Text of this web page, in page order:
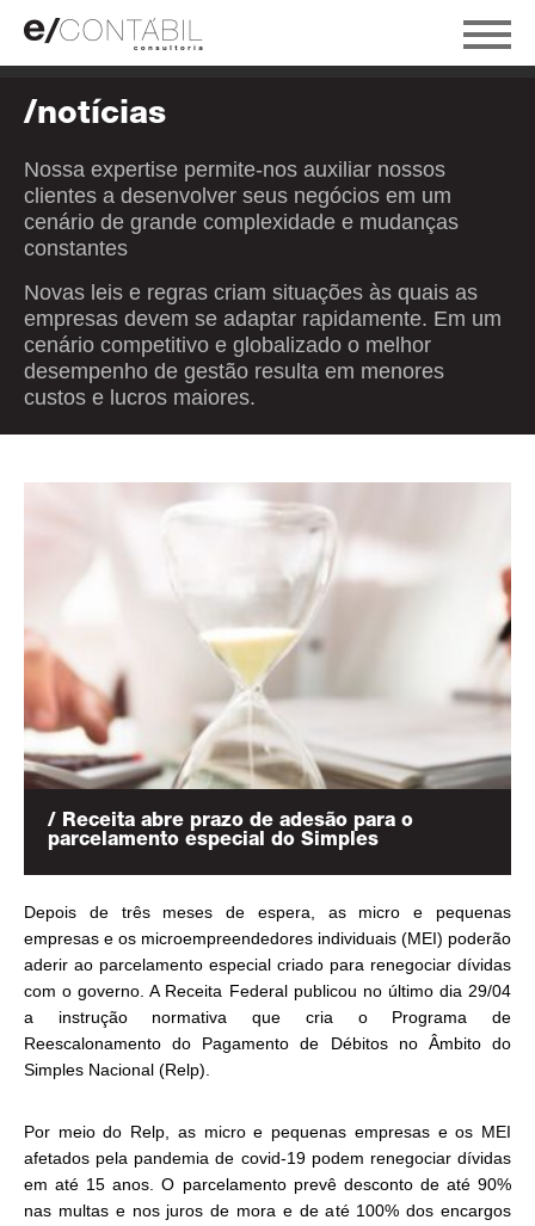
/notícias
Nossa expertise permite-nos auxiliar nossos
clientes a desenvolver seus negócios em um
cenário de grande complexidade e mudanças
constantes
Novas leis e regras criam situações às quais as
empresas devem se adaptar rapidamente. Em um
cenário competitivo e globalizado o melhor
desempenho de gestão resulta em menores
custos e lucros maiores.
/ Receita abre prazo de adesão para o
parcelamento especial do Simples
Depois de três meses de espera, as micro e pequenas
empresas e os microempreendedores individuais (MEI) poderão
aderir ao parcelamento especial criado para renegociar dívidas
com o governo. A Receita Federal publicou no último dia 29/04
a instrução normativa que cria o Programa de
Reescalonamento do Pagamento de Débitos no Âmbito do
Simples Nacional (Relp).
Por meio do Relp, as micro e pequenas empresas e os MEI
afetados pela pandemia de covid-19 podem renegociar dívidas
em até 15 anos. O parcelamento prevê desconto de até 90%
nas multas e nos juros de mora e de até 100% dos encargos